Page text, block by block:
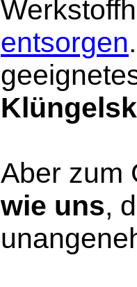
entsorgen
Aber zum
wie uns,